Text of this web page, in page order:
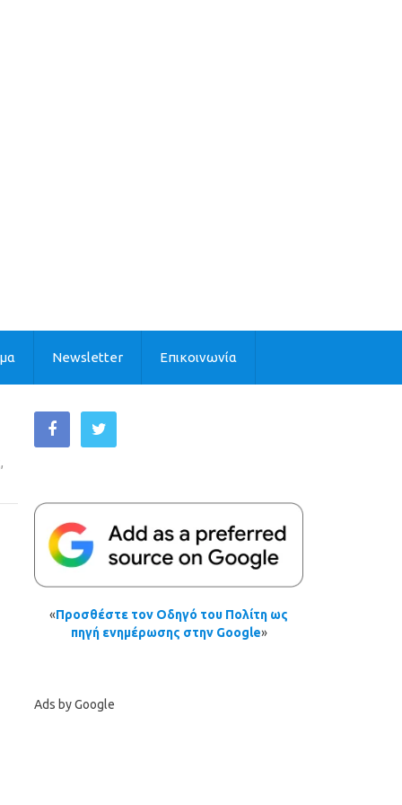
Newsletter Επικοινωνία
,
«Προσθέστε τον Οδηγό του Πολίτη ως
πηγή ενημέρωσης στην Google»
Ads by Google